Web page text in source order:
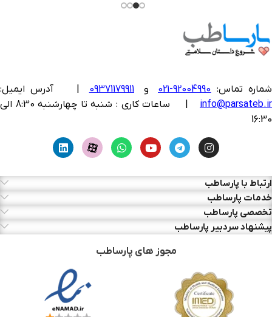
شماره تماس: 92004990-021 و 09371179911
آدرس ایمیل:
info@parsateb.ir
| ساعات کاری : شنبه تا چهارشنبه 8:30 الی
16:30
ارتباط با پارساطب
خدمات پارساطب
تخصصی پارساطب
پیشنهاد سردبیر پارساطب
مجوز های پارساطب